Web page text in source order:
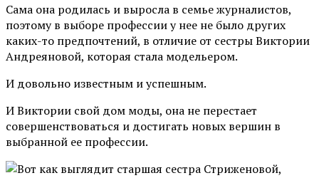
Сама она родилась и выросла в семье журналистов,
поэтому в выборе профессии у нее не было других
каких-то предпочтений, в отличие от сестры Виктории
Андреяновой, которая стала модельером.
И довольно известным и успешным.
И Виктории свой дом моды, она не перестает
совершенствоваться и достигать новых вершин в
выбранной ее профессии.